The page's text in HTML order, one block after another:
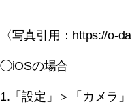
〈写真引用：https://o-
◯iOSの場合
1.「設定」＞「カメラ」